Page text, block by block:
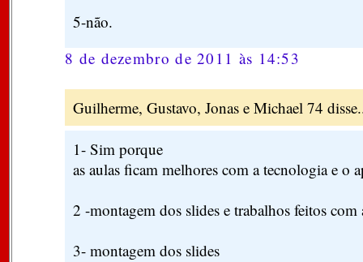
5-não.
8 de dezembro de 2011 às 14:53
Guilherme, Gustavo, Jonas e Michael 74
1- Sim porque
as aulas ficam melhores com a tecnologia e o
2 -montagem dos slides e trabalhos feitos
3- montagem dos slides